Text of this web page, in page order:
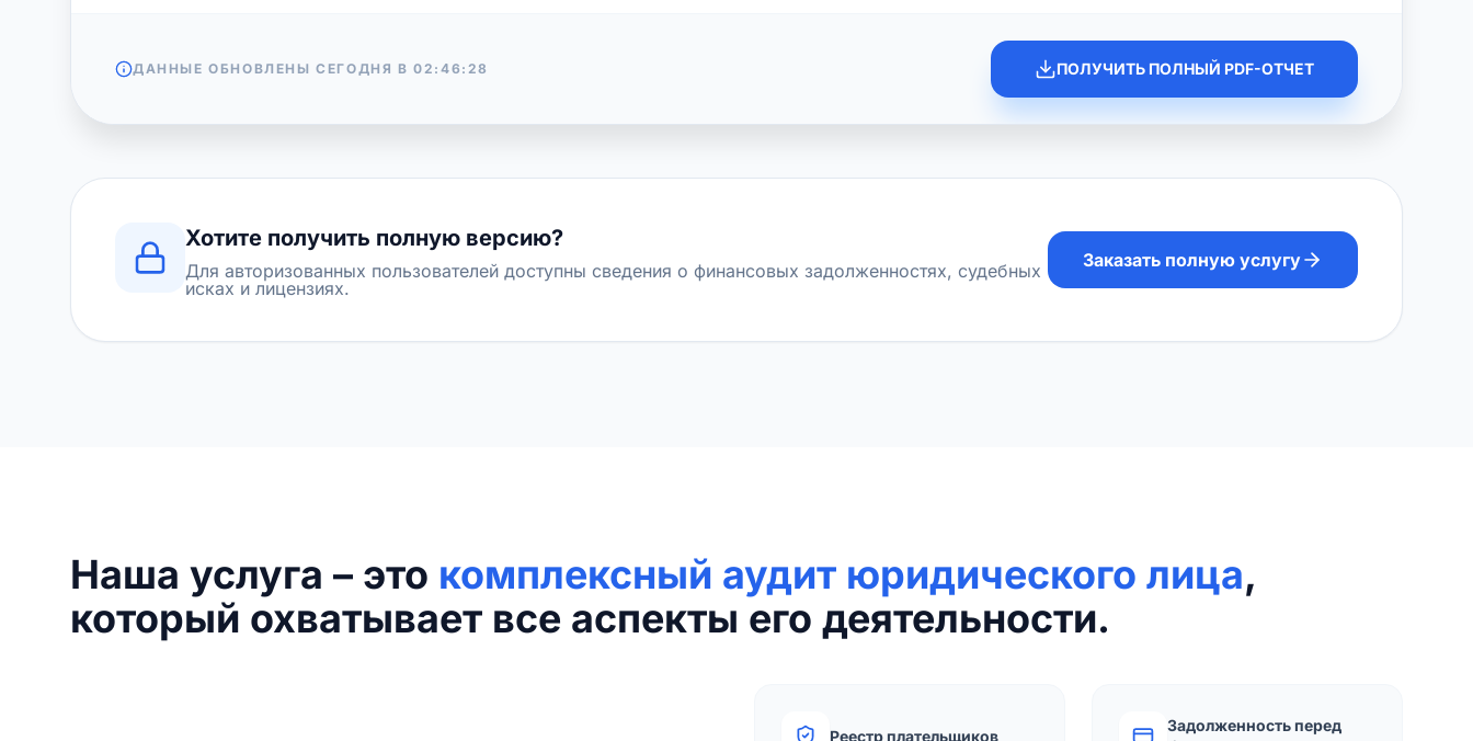
ДАННЫЕ ОБНОВЛЕНЫ СЕГОДНЯ В02:46:28 ПОЛУЧИТЬ ПОЛНЫЙ PDF-ОТЧЕТ
Хотите получить полную версию?
Для авторизованных пользователей доступны сведения о финансовых задолженностях, судебных
исках и лицензиях.
Заказать полную услугу
Наша услуга – это комплексный аудит юридического лица,
который охватывает все аспекты его деятельности.
Реестр плательщиков
Задолженность перед